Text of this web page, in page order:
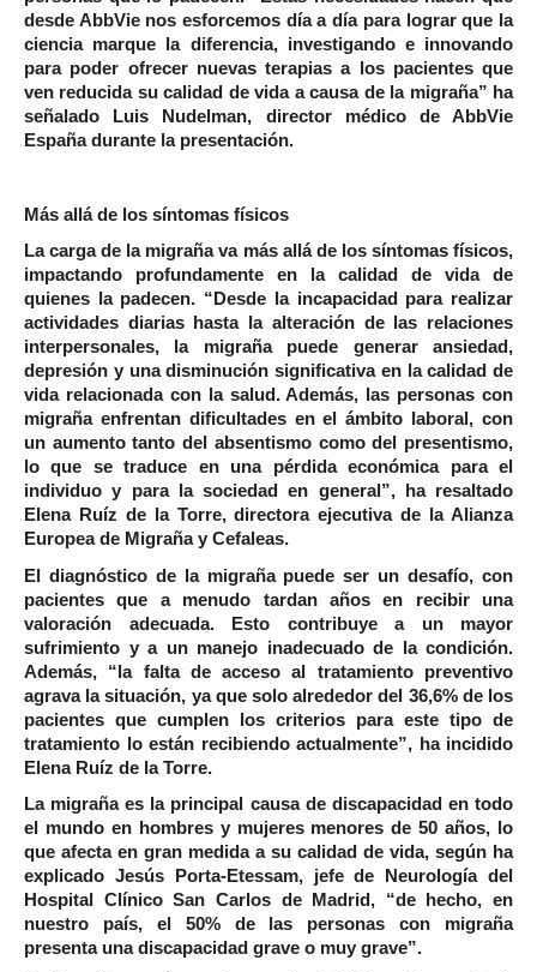
desde AbbVie nos esforcemos día a día para lograr que la
ciencia marque la diferencia, investigando e innovando
para poder ofrecer nuevas terapias a los pacientes que
ven reducida su calidad de vida a causa de la migraña” ha
señalado Luis Nudelman, director médico de AbbVie
Españadurante la presentación.
Más allá de los síntomas físicos
La carga de la migraña va más allá de los síntomas físicos,
impactando profundamente en la calidad de vida de
quienes la padecen. “Desde la incapacidad para realizar
actividades diarias hasta la alteración de las relaciones
interpersonales, la migraña puede generar ansiedad,
depresión y una disminución significativa en la calidad de
vida relacionada con la salud. Además, las personas con
migraña enfrentan dificultades en el ámbito laboral, con
un aumento tanto del absentismo como del presentismo,
lo que se traduce en una pérdida económica para el
individuo y para la sociedad en general”, ha resaltado
Elena Ruíz de la Torre, directora ejecutiva de la Alianza
Europea de Migraña y Cefaleas.
El diagnóstico de la migraña puede ser un desafío, con
pacientes que a menudo tardan años en recibir una
valoración adecuada. Esto contribuye a un mayor
sufrimiento y a un manejo inadecuado de la condición.
Además, “la falta de acceso al tratamiento preventivo
agrava la situación, ya que solo alrededor del 36,6% de los
pacientes que cumplen los criterios para este tipo de
tratamiento lo están recibiendo actualmente”, ha incidido
Elena Ruíz de la Torre.
La migraña es la principal causa de discapacidad en todo
el mundo en hombres y mujeres menores de 50 años, lo
que afecta en gran medida a su calidad de vida, según ha
explicado Jesús Porta-Etessam, jefe de Neurología del
Hospital Clínico San Carlos de Madrid, “de hecho, en
nuestro país, el 50% de las personas con migraña
presenta una discapacidad grave o muy grave”.